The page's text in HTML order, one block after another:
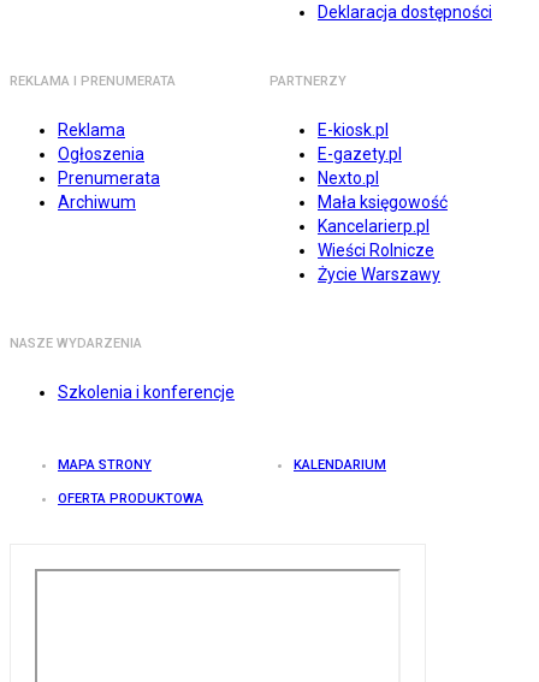
Deklaracja dostępności
REKLAMA I PRENUMERATA
Reklama
Ogłoszenia
Prenumerata
Archiwum
PARTNERZY
E-kiosk.pl
E-gazety.pl
Nexto.pl
Mała księgowość
Kancelarierp.pl
Wieści Rolnicze
Życie Warszawy
NASZE WYDARZENIA
Szkolenia i konferencje
MAPA STRONY KALENDARIUM
OFERTA PRODUKTOWA